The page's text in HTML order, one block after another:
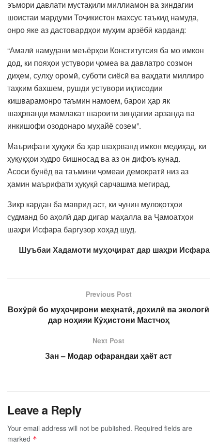
эъмори давлати мустақили миллиамон ва зиндагии
шоистаи мардуми Тоҷикистон махсус таъкид намуда,
онро яке аз дастовардҳои муҳим арзёбӣ карданд:
“Амалӣ намудани меъёрҳои Конститутсия ба мо имкон
дод, ки пояҳои устувори ҷомеа ва давлатро созмон
диҳем, сулҳу оромӣ, суботи сиёсӣ ва ваҳдати миллиро
таҳким бахшем, рушди устувори иқтисодии
кишварамонро таъмин намоем, барои ҳар як
шаҳрванди мамлакат шароити зиндагии арзанда ва
инкишофи озодонаро муҳайё созем”.
Маърифати ҳуқуқӣ ба ҳар шаҳрванд имкон медиҳад, ки
ҳуқуқҳои худро бишносад ва аз он дифоъ кунад.
Асоси бунёд ва таъмини ҷомеаи демократӣ низ аз
ҳамин маърифати ҳуқуқӣ сарчашма мегирад.
Зикр кардан ба маврид аст, ки чунин мулоқотҳои
судманд бо аҳолӣ дар дигар маҳалла ва Ҷамоатҳои
шаҳри Исфара баргузор хоҳад шуд.
Шуъбаи Хадамоти муҳоҷират дар шаҳри Исфара
Previous Post
Вохӯрӣ бо муҳоҷирони меҳнатӣ, дохилӣ ва экологӣ
дар ноҳияи Кӯҳистони Мастчоҳ
Next Post
Зан – Модар офарандаи ҳаёт аст
Leave a Reply
Your email address will not be published. Required fields are
marked *